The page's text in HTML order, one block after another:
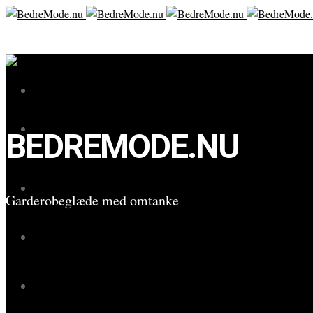
BEDREMODE.NU
Garderobeglæde med omtanke